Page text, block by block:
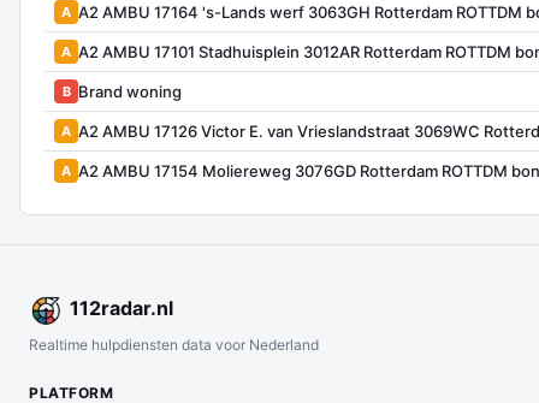
A A2 AMBU 17164 's-Lands werf 3063GH Rotterdam ROTTDM
A A2 AMBU 17101 Stadhuisplein 3012AR Rotterdam ROTTDM
B Brand woning
A A2 AMBU 17126 Victor E. van Vrieslandstraat 3069WC
A A2 AMBU 17154 Moliereweg 3076GD Rotterdam ROTTDM
112radar.nl
Realtime hulpdiensten data voor Nederland
PLATFORM